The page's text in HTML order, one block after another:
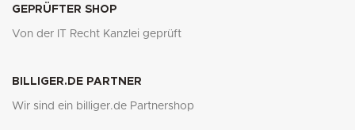
GEPRÜFTER SHOP
Von der IT Recht Kanzlei geprüft
BILLIGER.DE PARTNER
Wir sind ein billiger.de Partnershop